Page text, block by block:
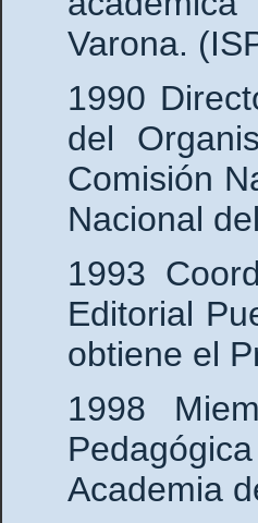
Varona.
1990
del
Comisión
Nacional
1993
Editorial
obtiene el
1998
Academia